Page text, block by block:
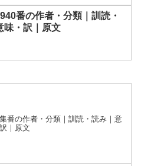
番の作者・分類｜訓読・
味・訳｜原文
番の作者・分類｜訓読・読み｜意
｜原文